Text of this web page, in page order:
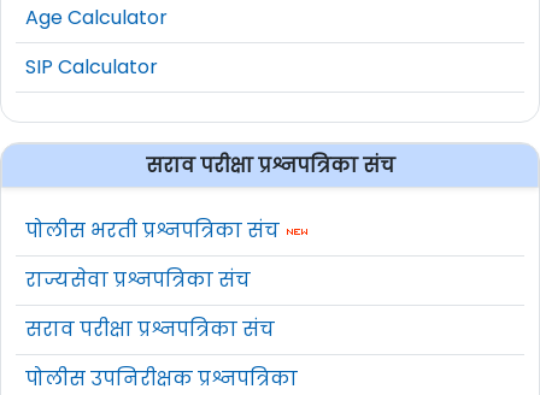
परिचर सह
तंत्रज्ञ
(बॉयलर) /
cum
Technician
(Boiler)
विद्यापीठ/संस्थेतील
मॅट्रिक सह ITI (पूर्णवेळ)
02) द्वितीय श्रेणी बॉयलर
परिचर सक्षमतेचे
मायनिंग
मान्यताप्राप्त विद्यापीठ/
Age Calculator
SIP Calculator
सराव परीक्षा प्रश्नपत्रिका संच
पोलीस भरती प्रश्नपत्रिका संच
राज्यसेवा प्रश्नपत्रिका संच
सराव परीक्षा प्रश्नपत्रिका संच
पोलीस उपनिरीक्षक प्रश्नपत्रिका